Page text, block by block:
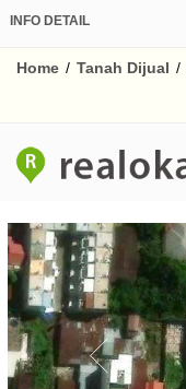
INFO DETAIL
Home / Tanah Dijual /